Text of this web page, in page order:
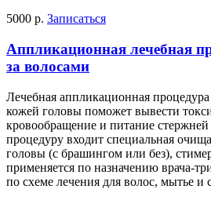
5000 р. Записаться
Аппликационная лечебная
за волосами
Лечебная аппликационная
кожей головы поможет вывести
кровообращение и питание
процедуру входит специальная
головы (с брашингом или без),
применяется по назначению врача-
по схеме лечения для волос, мытье и